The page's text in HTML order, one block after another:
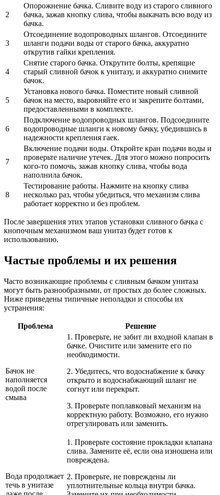
2
Опорожнение бачка. Сливите воду из старого сливного
бачка, зажав кнопку слива, чтобы выкачать всю воду из
бачка.
3
Отсоединение водопроводных шлангов. Отсоедините
шланги подачи воды от старого бачка, аккуратно
открутив гайки крепления.
4
Снятие старого бачка. Открутите болты, крепящие
старый сливной бачок к унитазу, и аккуратно снимите
бачок.
5
Установка нового бачка. Поместите новый сливной
бачок на место, выровняйте его и закрепите болтами,
предоставленными в комплекте.
6
Подключение водопроводных шлангов. Подсоедините
водопроводные шланги к новому бачку, убедившись в
надежности крепления гаек.
7
Включение подачи воды. Откройте кран подачи воды и
проверьте наличие утечек. Для этого можно попросить
кого-то помочь, зажав кнопку слива, чтобы вода
наполнила бачок.
8
Тестирование работы. Нажмите на кнопку слива
несколько раз, чтобы убедиться, что механизм слива
работает корректно и без проблем.
После завершения этих этапов установки сливного бачка с
кнопочным механизмом ваш унитаз будет готов к
использованию.
Частые проблемы и их решения
Часто возникающие проблемы с сливным бачком унитаза
могут быть разнообразными, от простых до более сложных.
Ниже приведены типичные неполадки и способы их
устранения:
Проблема Решение
Бачок не
наполняется
водой после
смыва
1. Проверьте, не забит ли входной клапан в
бачке. Очистите или замените его по
необходимости.
2. Убедитесь, что водоснабжение к бачку
открыто и водоснабжающий шланг не
согнут или перекрыт.
3. Проверьте поплавковый механизм на
корректную работу. Возможно, его нужно
отрегулировать или заменить.
Вода продолжает
течь в унитазе
1. Проверьте состояние прокладки клапана
слива. Замените её, если она изношена или
повреждена.
2. Проверьте, не повреждены ли
уплотнительные кольца внутри бачка.